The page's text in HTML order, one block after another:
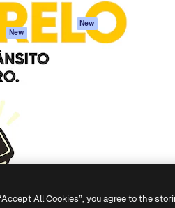
New
privacidade
Originais
New
Política de cookies
Central de
Sala
.
All Cookies”, you agree to the